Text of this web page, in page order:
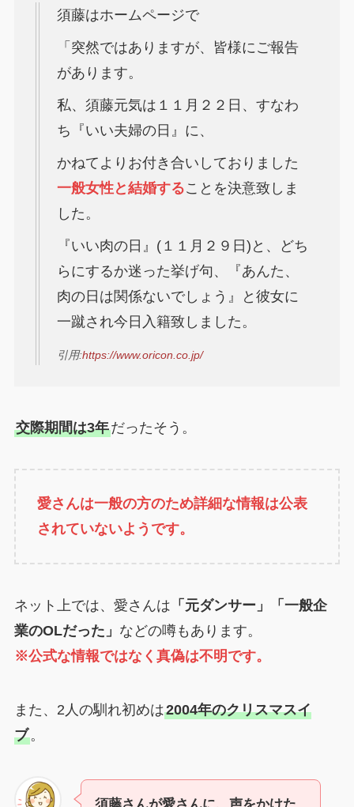
須藤はホームページで
「突然ではありますが、皆様にご報告
があります。
私、須藤元気は１１月２２日、すなわ
ち『いい夫婦の日』に、
かねてよりお付き合いしておりました
一般女性と結婚することを決意致しま
した。
『いい肉の日』(１１月２９日)と、どち
らにするか迷った挙げ句、『あんた、
肉の日は関係ないでしょう』と彼女に
一蹴され今日入籍致しました。
引用:https://www.oricon.co.jp/
交際期間は3年だったそう。
愛さんは一般の方のため詳細な情報は公表
されていないようです。
ネット上では、愛さんは 「元ダンサー」「一般企
業のOLだった」 などの噂もあります。
※公式な情報ではなく真偽は不明です。
また、2人の馴れ初めは2004年のクリスマスイ
ブ。